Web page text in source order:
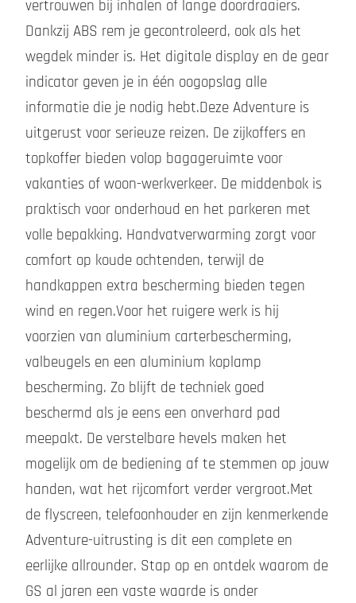
vertrouwen bij inhalen of lange doordraaiers.
Dankzij ABS rem je gecontroleerd, ook als het
wegdek minder is. Het digitale display en de gear
indicator geven je in één oogopslag alle
informatie die je nodig hebt.Deze Adventure is
uitgerust voor serieuze reizen. De zijkoffers en
topkoffer bieden volop bagageruimte voor
vakanties of woon-werkverkeer. De middenbok is
praktisch voor onderhoud en het parkeren met
volle bepakking. Handvatverwarming zorgt voor
comfort op koude ochtenden, terwijl de
handkappen extra bescherming bieden tegen
wind en regen.Voor het ruigere werk is hij
voorzien van aluminium carterbescherming,
valbeugels en een aluminium koplamp
bescherming. Zo blijft de techniek goed
beschermd als je eens een onverhard pad
meepakt. De verstelbare hevels maken het
mogelijk om de bediening af te stemmen op jouw
handen, wat het rijcomfort verder vergroot.Met
de flyscreen, telefoonhouder en zijn kenmerkende
Adventure-uitrusting is dit een complete en
eerlijke allrounder. Stap op en ontdek waarom de
GS al jaren een vaste waarde is onder